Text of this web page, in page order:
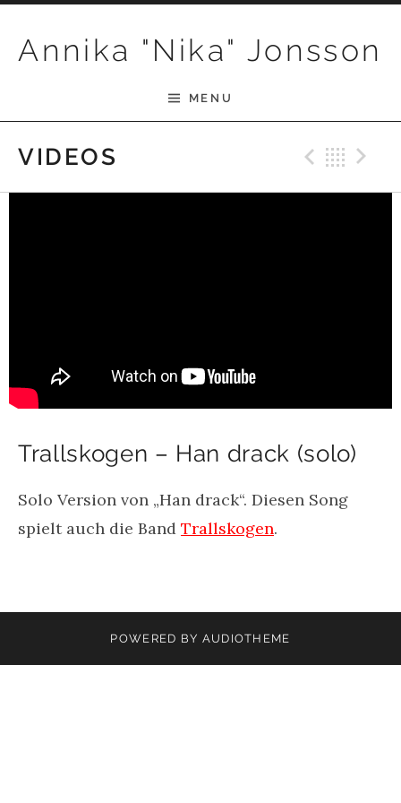
Annika "Nika" Jonsson
MENU
VIDEOS
Trallskogen – Han drack (solo)
Solo Version von „Han drack“. Diesen Song
spielt auch die Band Trallskogen.
POWERED BY AUDIOTHEME